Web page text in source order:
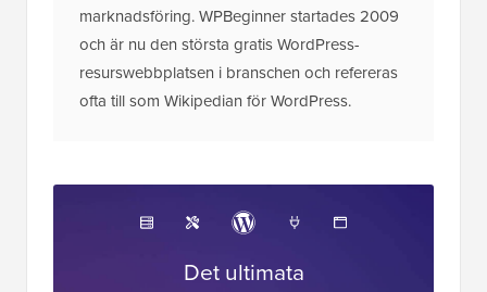
Det ultimata
Få GRATIS tillgång till vår verktygslåda- en
samling WordPress-relaterade produkter och
resurser som alla proffs bör ha!